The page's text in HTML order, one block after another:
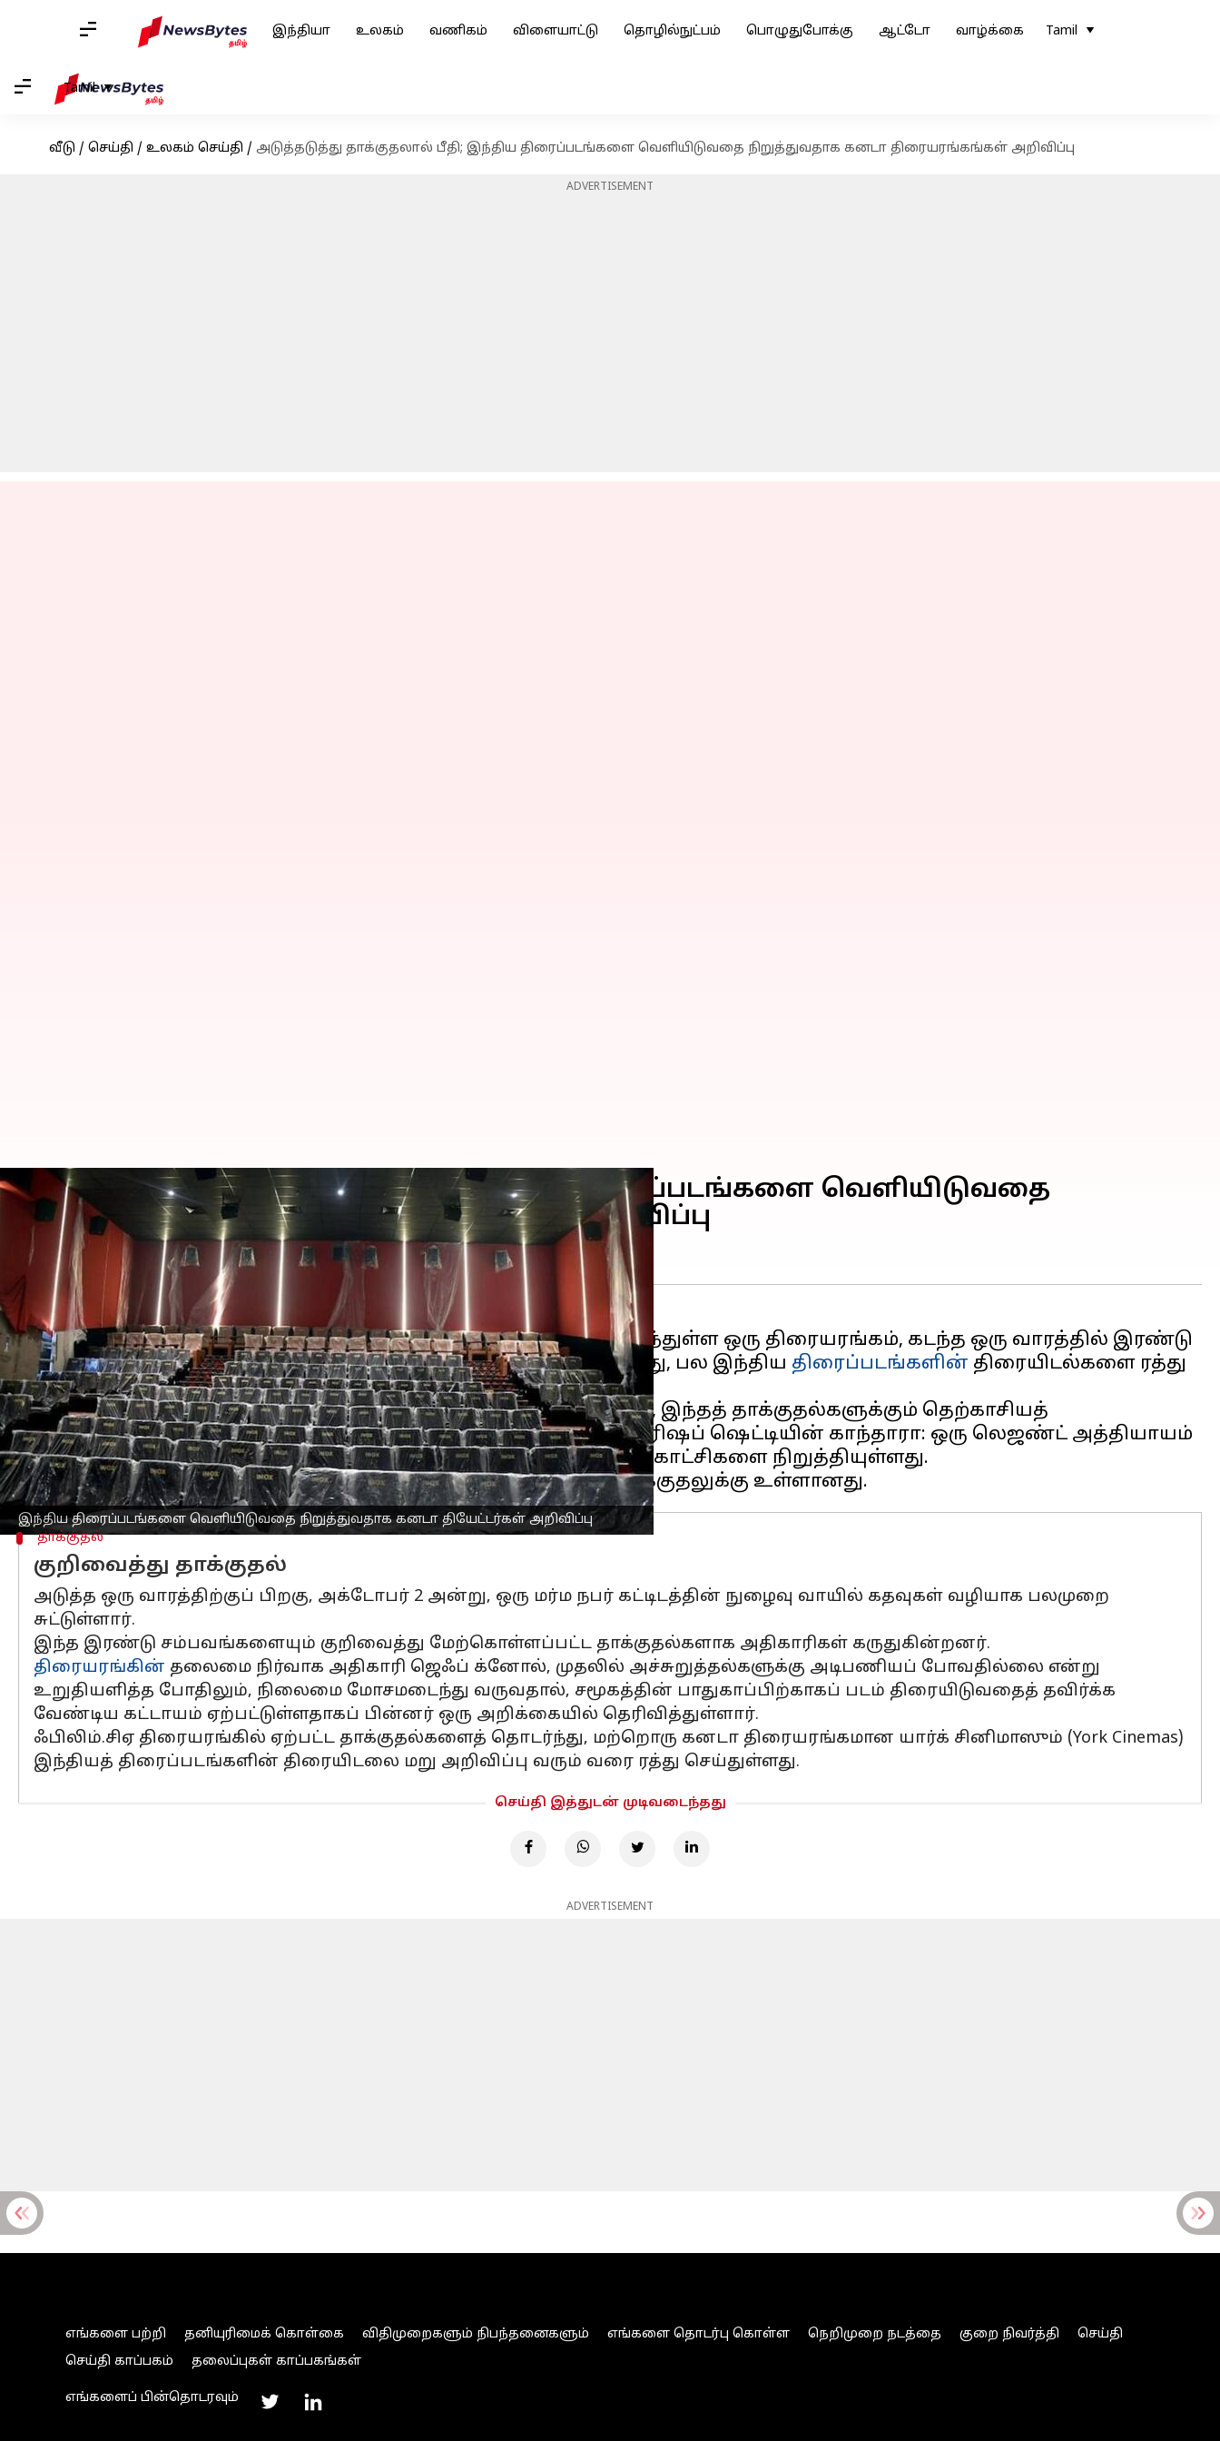
இந்தியா உலகம் வணிகம் விளையாட்டு தொழில்நுட்பம் பொழுதுபோக்கு ஆட்டோ வாழ்க்கை Tamil
Tamil
வீடு / செய்தி / உலகம் செய்தி / அடுத்தடுத்து தாக்குதலால் பீதி; இந்திய திரைப்படங்களை வெளியிடுவதை நிறுத்துவதாக கனடா திரையரங்கங்கள் அறிவிப்பு
ADVERTISEMENT
இந்திய திரைப்படங்களை வெளியிடுவதை நிறுத்துவதாக கனடா தியேட்டர்கள் அறிவிப்பு
அடுத்தடுத்து தாக்குதலால் பீதி; இந்திய திரைப்படங்களை வெளியிடுவதை
நிறுத்துவதாக கனடா திரையரங்கங்கள் அறிவிப்பு
எழுதியவர் Sekar Chinnappan Oct 03, 2025 11:01 am
செய்தி முன்னோட்டம்
கனடாவின் ஒன்டாரியோ மாகாணத்தில் உள்ள ஆக்வில்லில் அமைந்துள்ள ஒரு திரையரங்கம், கடந்த ஒரு வாரத்தில் இரண்டு
தனித்தனி வன்முறைத் தாக்குதல்களுக்கு உள்ளானதைத் தொடர்ந்து, பல இந்திய திரைப்படங்களின் திரையிடல்களை ரத்து
செய்துள்ளது.
ஃபிலிம்.சிஏ சினிமாஸ் (Film.ca Cinemas) என்ற அந்தத் திரையரங்கம், இந்தத் தாக்குதல்களுக்கும் தெற்காசியத்
திரைப்படங்களின் திரையிடலுக்கும் தொடர்பு இருப்பதாகக் கருதி, ரிஷப் ஷெட்டியின் காந்தாரா: ஒரு லெஜண்ட் அத்தியாயம்
1 மற்றும் பவன் கல்யாணின் தே கால் ஹிம் ஓஜி ஆகிய படங்களின் காட்சிகளை நிறுத்தியுள்ளது.
தாக்குதல்
குறிவைத்து தாக்குதல்
அடுத்த ஒரு வாரத்திற்குப் பிறகு, அக்டோபர் 2 அன்று, ஒரு மர்ம நபர் கட்டிடத்தின் நுழைவு வாயில் கதவுகள் வழியாக பலமுறை
சுட்டுள்ளார்.
இந்த இரண்டு சம்பவங்களையும் குறிவைத்து மேற்கொள்ளப்பட்ட தாக்குதல்களாக அதிகாரிகள் கருதுகின்றனர்.
திரையரங்கின் தலைமை நிர்வாக அதிகாரி ஜெஃப் க்னோல், முதலில் அச்சுறுத்தல்களுக்கு அடிபணியப் போவதில்லை என்று
உறுதியளித்த போதிலும், நிலைமை மோசமடைந்து வருவதால், சமூகத்தின் பாதுகாப்பிற்காகப் படம் திரையிடுவதைத் தவிர்க்க
வேண்டிய கட்டாயம் ஏற்பட்டுள்ளதாகப் பின்னர் ஒரு அறிக்கையில் தெரிவித்துள்ளார்.
ஃபிலிம்.சிஏ திரையரங்கில் ஏற்பட்ட தாக்குதல்களைத் தொடர்ந்து, மற்றொரு கனடா திரையரங்கமான யார்க் சினிமாஸும் (York Cinemas)
இந்தியத் திரைப்படங்களின் திரையிடலை மறு அறிவிப்பு வரும் வரை ரத்து செய்துள்ளது.
செய்தி இத்துடன் முடிவடைந்தது
ADVERTISEMENT
எங்களை பற்றி தனியுரிமைக் கொள்கை விதிமுறைகளும் நிபந்தனைகளும் எங்களை தொடர்பு கொள்ள நெறிமுறை நடத்தை குறை நிவர்த்தி
செய்தி
செய்தி காப்பகம்
தலைப்புகள் காப்பகங்கள்
எங்களைப் பின்தொடரவும்